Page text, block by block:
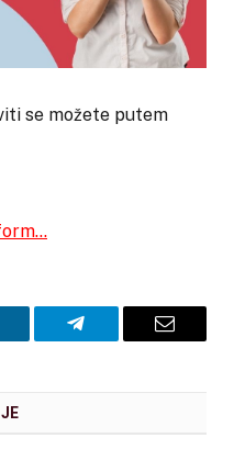
se možete putem
Telegram Email